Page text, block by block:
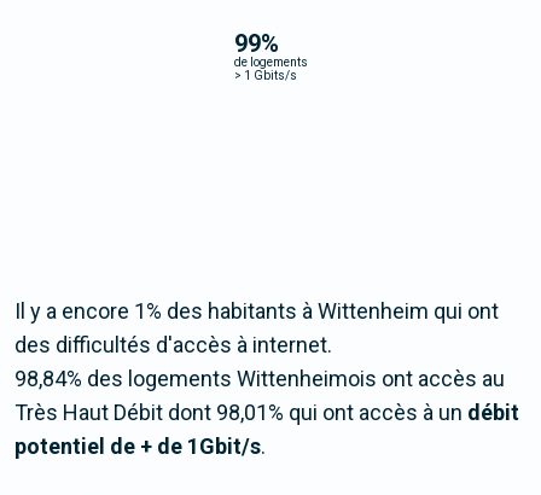
99%
de logements
> 1 Gbits/s
Il y a encore 1% des habitants à Wittenheim qui ont
des difficultés d'accès à internet.
98,84% des logements Wittenheimois ont accès au
Très Haut Débit dont 98,01% qui ont accès à un débit
potentiel de + de 1Gbit/s.